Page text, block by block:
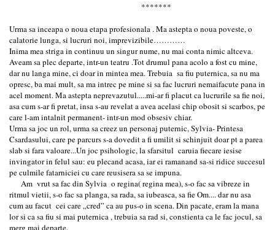
*******
Urma sa inceapa o noua etapa profesionala . Ma astepta o noua poveste, o
calatorie lunga, si lucruri noi, imprevizibile…………
Inima mea striga in continuu un singur nume, nu mai conta nimic altceva.
Aveam sa plec departe, intr-un teatru .Tot drumul pana acolo a fost cu mine,
dar nu langa mine, ci doar in mintea mea. Trebuia sa fiu puternica, sa nu ma
opresc, ba mai mult, sa ma intrec pe mine si sa fac lucruri nemaifacute pana in
acel moment. Ma astepta neprevazutul.....mi-ar fi placut ca lucrurile sa fie noi,
asa cum s-ar fi pretat, insa s-au revelat a avea acelasi chip obosit si scarbos, pe
care l-am intalnit permanent- intr-un mod obsesiv chiar.
Urma sa joc un rol, urma sa creez un personaj puternic, Sylvia- Printesa
Csardasului, care pe parcurs s-a dovedit a fi umilit si schinjuit doar pt a parea
slab si fara valoare...Un joc psihologic, la sfarsitul caruia fiecare iesise
invingator in felul sau: eu plecand acasa, iar ei ramanand sa-si ridice succesul
pe culmile fatarniciei cu care reusisera sa se impuna.
Am vrut sa fac din Sylvia o regina( regina mea), s-o fac sa vibreze in
ritmul vietii, s-o fac sa planga, sa rada, sa iubeasca, sa fie Om.... dar nu asa
cum au facut cei care „cred” ca au pus-o in scena. Din pacate, eram la mana
lor si ca sa fiu si mai puternica , trebuia sa rad si, constienta ca le fac jocul, sa
merg mai departe.